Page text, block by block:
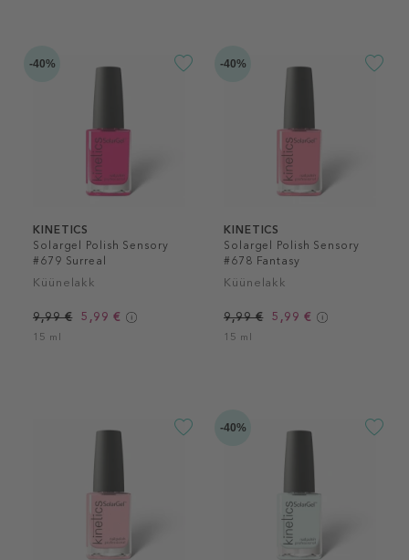
-40%
KINETICS
Solargel Polish Sensory
#679 Surreal
Küünelakk
9,99 € 5,99 €
15 ml
-40%
KINETICS
Solargel Polish Sensory
#678 Fantasy
Küünelakk
9,99 € 5,99 €
15 ml
-40%